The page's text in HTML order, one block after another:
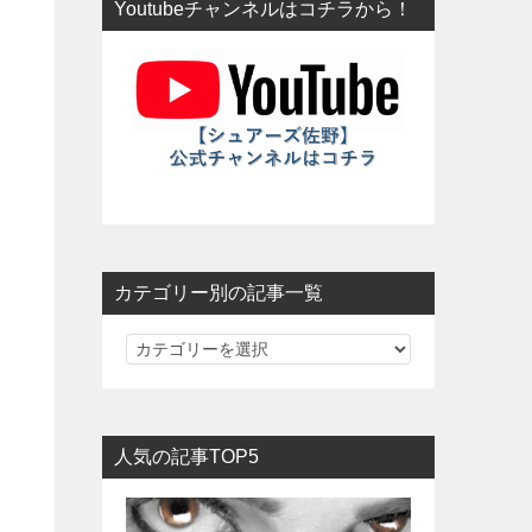
Youtubeチャンネルはコチラから！
カテゴリー別の記事一覧
カ
リ
ー
別
の
人気の記事TOP5